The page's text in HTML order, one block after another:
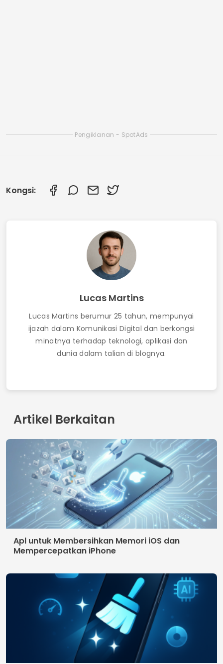
Pintar Anda: Lihat Aplikasi Terbaik
Cara Mendapatkan Wi-Fi Percuma
Menggunakan Apl: Panduan Dikemas Kini 2025
Dasar Privasi
Syarat penggunaan
© 2026 AppDigi